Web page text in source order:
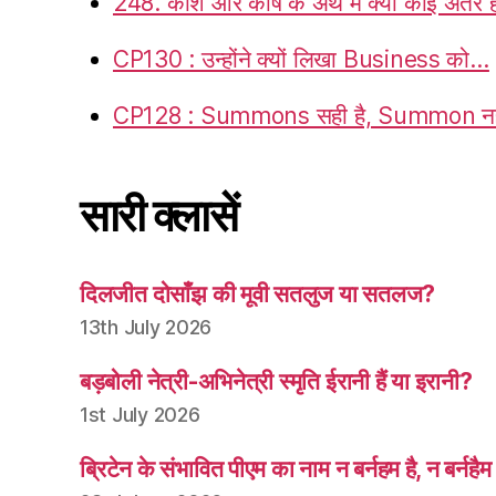
CP130 : उन्होंने क्यों लिखा Business को…
CP128 : Summons सही है, Summon
सारी क्लासें
दिलजीत दोसाँझ की मूवी सतलुज या सतलज?
13th July 2026
बड़बोली नेत्री-अभिनेत्री स्मृति ईरानी हैं या इरानी?
1st July 2026
ब्रिटेन के संभावित पीएम का नाम न बर्नहम है, न बर्नहैम